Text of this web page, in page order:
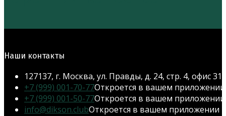
Наши контакты
127137, г. Москва, ул. Правды, д. 24, стр. 4, офис 317
+7 (999) 001-70-77Откроется в вашем приложении
+7 (999) 001-50-77Откроется в вашем приложении
info@dikson.clubОткроется в вашем приложении